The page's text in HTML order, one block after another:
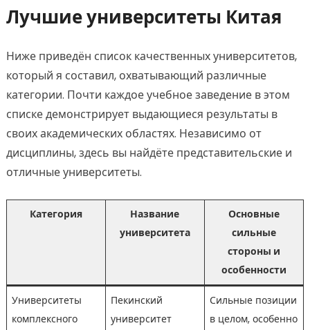
Лучшие университеты Китая
Ниже приведён список качественных университетов,
который я составил, охватывающий различные
категории. Почти каждое учебное заведение в этом
списке демонстрирует выдающиеся результаты в
своих академических областях. Независимо от
дисциплины, здесь вы найдёте представительские и
отличные университеты.
Категория
Название
университета
Основные
сильные
стороны и
особенности
Университеты
комплексного
Пекинский
университет
Сильные позиции
в целом, особенно